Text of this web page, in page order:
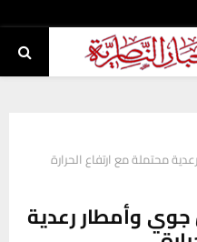
محتملة مع ارتفاع الحرارة
وأمطار رعدية